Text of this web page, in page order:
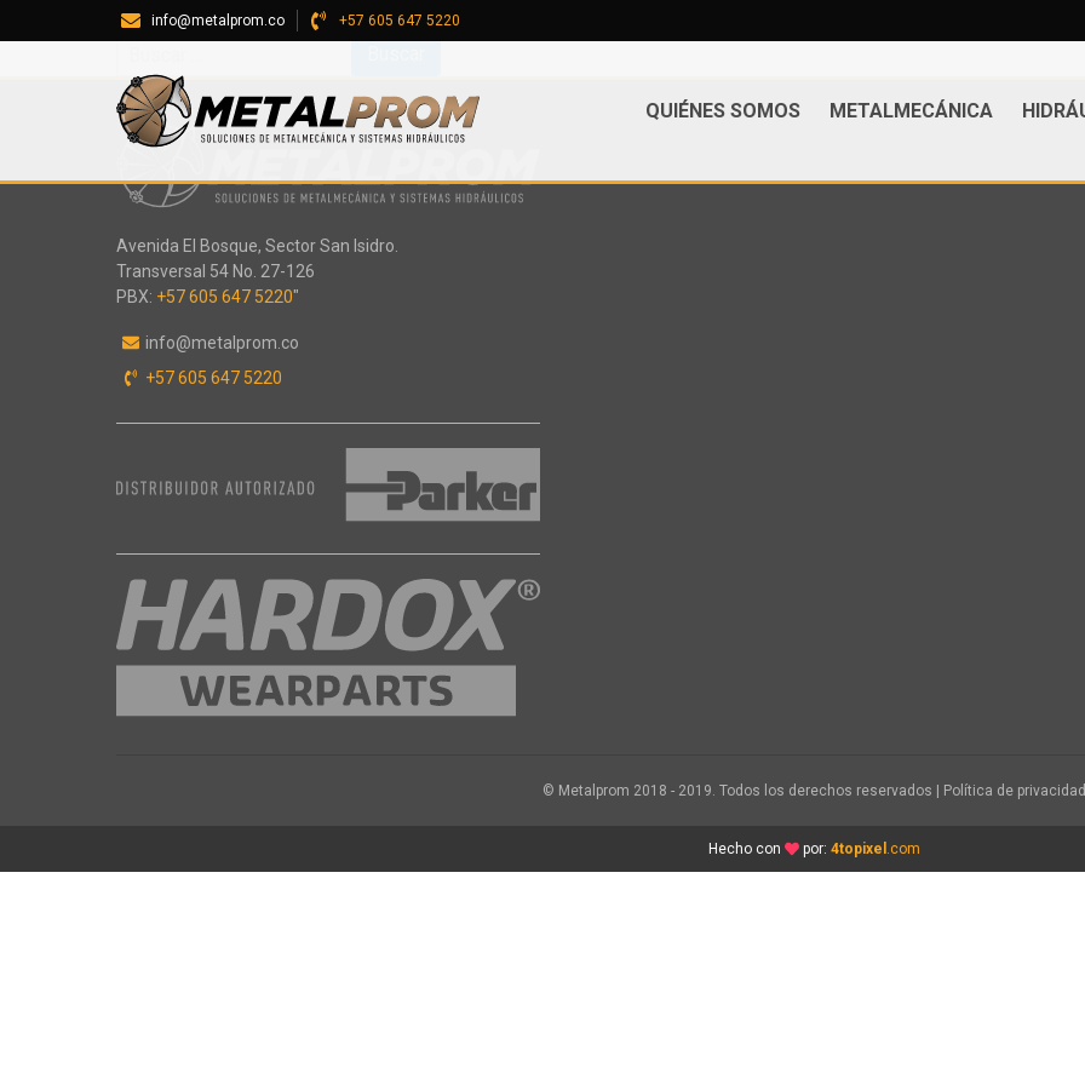
info@metalprom.co +57 605 647 5220
QUIÉNES SOMOS METALMECÁNICA
Sorry, no results were found.
Buscar:
Avenida El Bosque, Sector San Isidro.
Transversal 54 No. 27-126
PBX: +57 605 647 5220"
info@metalprom.co
+57 605 647 5220
© Metalprom 2018 - 2019. Todos los derechos reservados | Política de privacidad
Hecho con por: 4topixel .com